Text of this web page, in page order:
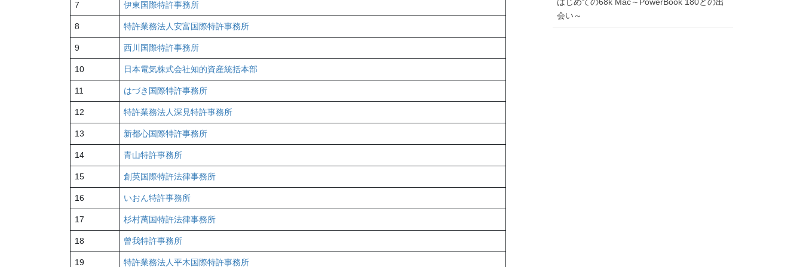
7 伊東国際特許事務所
8 特許業務法人安富国際特許事務所
9 西川国際特許事務所
10 日本電気株式会社知的資産統括本部
11 はづき国際特許事務所
12 特許業務法人深見特許事務所
13 新都心国際特許事務所
14 青山特許事務所
15 創英国際特許法律事務所
16 いおん特許事務所
17 杉村萬国特許法律事務所
18 曾我特許事務所
19 特許業務法人平木国際特許事務所
会い～